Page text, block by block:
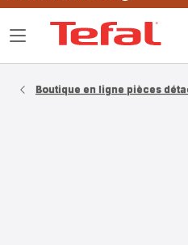
Ouvrir
Boutique en ligne pièces